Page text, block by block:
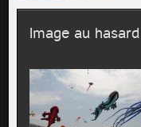
Image au hasard